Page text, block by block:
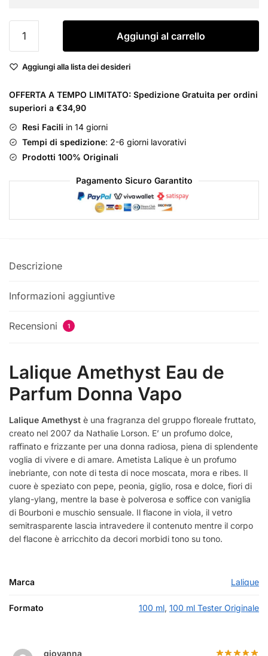
Amethyst
de
Donna
quantità
Aggiungi al carrello
Aggiungi alla lista dei desideri
OFFERTA A TEMPO LIMITATO: Spedizione Gratuita per ordini
superiori a €34,90
Resi Facili in 14 giorni
Tempi di spedizione: 2-6 giorni lavorativi
Prodotti 100% Originali
Pagamento Sicuro Garantito
Descrizione
Informazioni aggiuntive
Recensioni 1
Lalique Amethyst Eau de
Parfum Donna Vapo
Lalique Amethyst è una fragranza del gruppo floreale fruttato,
creato nel 2007 da Nathalie Lorson. E’ un profumo dolce,
raffinato e frizzante per una donna radiosa, piena di splendente
voglia di vivere e di amare. Ametista Lalique è un profumo
inebriante, con note di testa di noce moscata, mora e ribes. Il
cuore è speziato con pepe, peonia, giglio, rosa e dolce, fiori di
ylang-ylang, mentre la base è polverosa e soffice con vaniglia
di Bourboni e muschio sensuale. Il flacone in viola, il vetro
semitrasparente lascia intravedere il contenuto mentre il corpo
del flacone è arricchito da decori morbidi tono su tono.
Marca Lalique
Formato 100 ml, 100 ml Tester Originale
giovanna